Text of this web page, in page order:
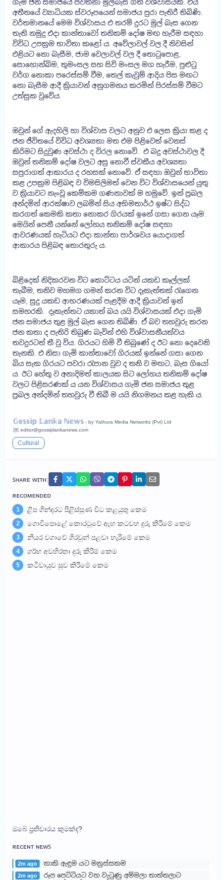
ගැමි ජන සමාජයේ පවත්නා මුල්බැස ගත් විශ්වාසයකි. එය
අතීතයේ ව්‍යාධියක ස්වරූපයෙන් සමාජය පුරා පැතිරී තිබිණි.
වර්තමානයේ මෙම විශ්වාසය එ තරම් දුරට මුල් බැස ගෙන
තැති නමුදු එදා කාන්තාවෝ තනිකම් දෝෂ මඟ හැරීම සඳහා
විවිධ උපක්‍රම භාවිතා කළෝ ය. අවේලාවල් වල දී නිවසින්
එළියට නො බැසීම, ජාම වෙලාවල් වල දී තොටුපොළ,
සොහොන්බිම, තුමංසල සහ සිවි මංසල මග හැරීම, පුළුටු
වර්ග නොකා පරෙස්සම් වීම, තෙල් කැවුම් ආදිය පිස මඟට
නො බැසීම ආදී ක්‍රියාවන් අනුගමනය කරමින් පිරස්සම් වීමට
උත්සුක වුවේය.
ඔවුන් ගේ ඇදහිලි හා විශ්වාස වලට අනුව එ ලෙස ක්‍රියා කළ ද
ජන ජීවිතයේ විවිධ අවශ්‍යතා මත එම පිළිවෙත් වෙනස්
කිරිමට සිදුවුණ අවස්ථා ද විරල නොවේ. එ බදු අවස්ථාවල දී
ඔවුන් තනිකම් දෝෂ වලට අසු නොවී ස්වකීය අවශ්‍යතා
සපුරාගත් ආකාරය ද රහසක් නොවේ. ඒ සඳහා ඔවුන් භාවිතා
කළ උපක්‍රම පිළිබඳ ව විමසිලිමත් වෙන විට විශ්වාසයෙන් යුතු
ව ක්‍රියාවට නැංවූ කෙම්කම ගණනාවක් ම හමුවේ. ඉන් ප්‍රබල
අන්දමින් ආරක්ෂාව ලබමින් සිය අභිමතාර්ථ ඉෂ්ට සිද්ධ
කරගත් කෙමකි කතා නොකර ගිරයක් ඉනේ ගසා ගෙන යෑම.
මෙයින් පෙනී යන්නේ ලෝහය තනිකම් දෝෂ සඳහා
ආවරණයක් හැටියට එදා කාන්තා පාර්ශවය යොදාගත්
ආකාරය පිළිබඳ තොරතුරු ය.
බිළිදෙක් නිදිකරවන විට කොට්ටය යටින් යකඩ කෑල්ලක්
තැබීම, තනිව මහමග ගමන් කරන විට දෑකැත්තක් රැගෙන
යෑම, සුදු යකඩ ආභරණයක් පැළදීම ආදී ක්‍රියාවන් ඉන්
සමහරකි. දෑකැත්තට යකාත් බය යයි විශ්වාසයක් එදා ගැමි
ජන සමාජය තුළ මුල් බැස ගෙන තිබිණි. ඒ බව තහවුරු කරන
ජන කතා ද පැතිරි තිබුණ බැවින් එහි විශ්වාසනීයත්වය
තවදුරටත් තී වු විය. ගිරයට හිමි වී තිබුණේ ද ඊට නො දෙවෙනි
තැනකි. එ නිසා ගැමි කාන්තාවෝ ගිරයක් ඉන්නේ ගසා ගෙන
බිය සැක ගිරයට පවරා රැපාන වුව ද තනි ව මඟට, බැස ගියෝ
ය. ඊට හේතු ව අනාදිමත් කාලයක සිට ලෝහය තනිකම් දෝෂ
වලට පිළිසරණක් ය යන විශ්වාසය ගැමි ජන සමාජය තුළ
ප්‍රබල අන්දමින් තහවුරු වී තිබී ම යයි නිගමනය කළ හැකි ය.
𝔾𝕠𝕤𝕤𝕚𝕡 𝕃𝕒𝕟𝕜𝕒 ℕ𝕖𝕨𝕤 - by Yathura Media Networks (Pvt) Ltd
✉️ editor@gossiplankanews.com
Cultural
ꜱʜᴀʀᴇ ᴡɪᴛʜ:
ʀᴇᴄᴏᴍᴇɴᴅᴇᴅ
1 ළිප ගින්දරට පිළිස්සුණ විට කළයුතු කෙම
2 ගොවිපොළේ කොරටුවේ ඇහ කටවහ දුරු කිරීමේ කෙම
3 නියර වගාවේ ගිරවුන් පළවා හැරිමේ කෙම
4 ගර්භ අවහිරතා දුරු කිරීම් කෙම
5 කටීවායුව සුව කිරීමේ කෙම
ඔබේ ප්‍රතිචාරය කුමක්ද?
ʀᴇᴄᴇɴᴛ ɴᴇᴡꜱ
2m ago කාකි ඇඳුම යට මනුස්සකම
2m ago
රූප පෙට්ටියට වහ වැටුණු අම්මලා තාත්තලාට